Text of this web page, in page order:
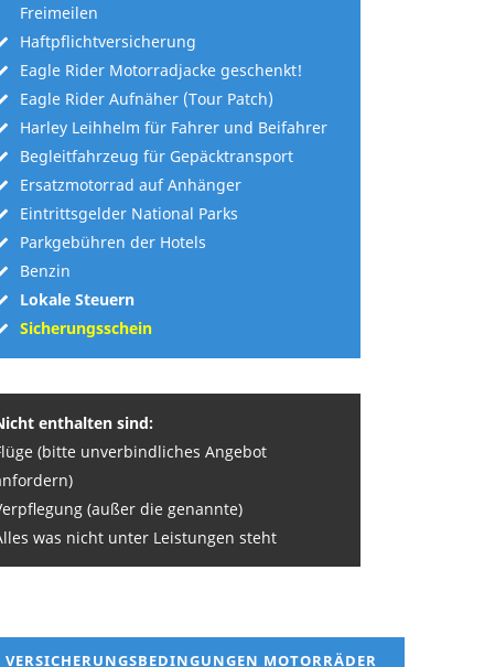
Freimeilen
Haftpflichtversicherung
Eagle Rider Motorradjacke geschenkt!
Eagle Rider Aufnäher (Tour Patch)
Harley Leihhelm für Fahrer und Beifahrer
Begleitfahrzeug für Gepäcktransport
Ersatzmotorrad auf Anhänger
Eintrittsgelder National Parks
Parkgebühren der Hotels
Benzin
Lokale Steuern
Sicherungsschein
enthalten sind:
(bitte unverbindliches Angebot
(außer die genannte)
was nicht unter Leistungen steht
VERSICHERUNGSBEDINGUNGEN MOTORRÄDER